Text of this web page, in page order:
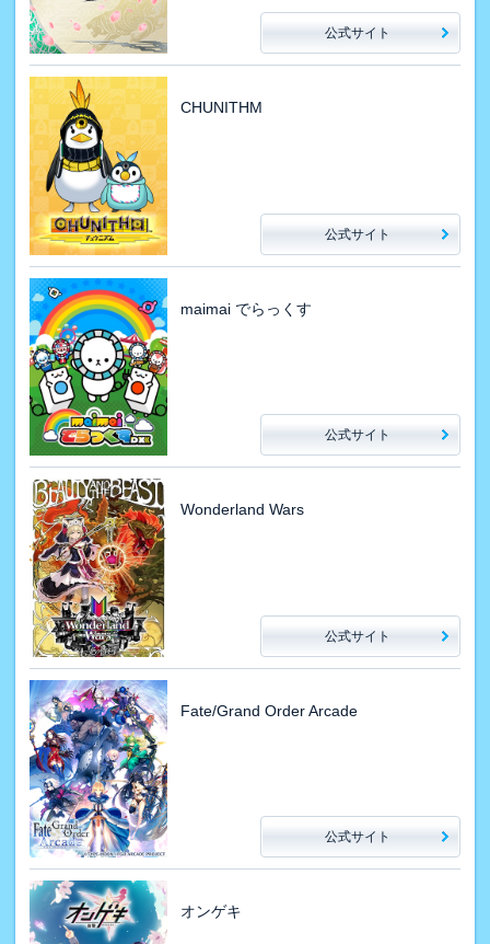
公式サイト
CHUNITHM
公式サイト
maimai でらっくす
公式サイト
Wonderland Wars
公式サイト
Fate/Grand Order Arcade
公式サイト
オンゲキ